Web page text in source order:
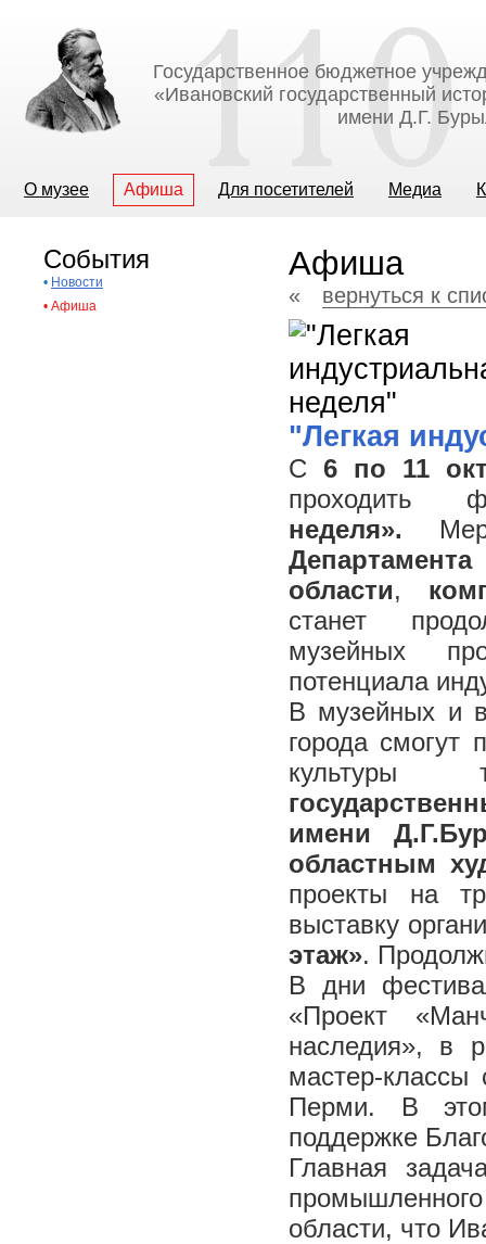
Государственное бюджетное
«Ивановский государственный
имени Д.Г.
О музее Афиша Для посетителей Медиа
События
• Новости
• Афиша
Афиша
« вернуться к
"Легкая
C 6 по 11
проходить
неделя».
области,
станет
музейных
потенциала
В музейных и
города смогут
культуры
имени
областным
проекты на
выставку
этаж».
В дни
«Проект
наследия», в
мастер-классы
Перми. В
поддержке
Главная
области, что